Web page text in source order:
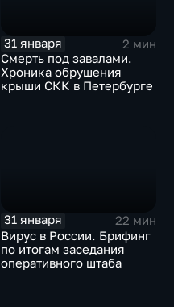
31 января
2 мин
Смерть под завалами.
Хроника обрушения
крыши СКК в Петербурге
31 января
22 мин
Вирус в России. Брифинг
по итогам заседания
оперативного штаба